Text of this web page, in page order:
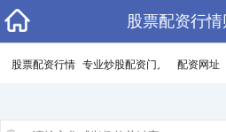
股票配资行情
股票配资行情 专业炒股配资门户 配资网址